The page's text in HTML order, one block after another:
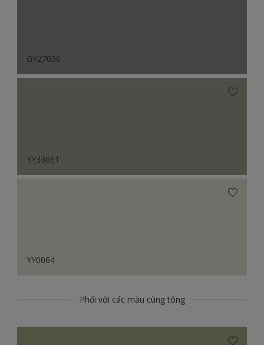
GY27036
YY33061
YY0064
Phối với các màu cùng tông